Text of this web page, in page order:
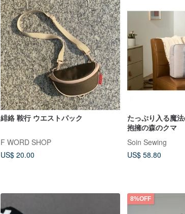
緋絡 鞍行 ウエストパック
F WORD SHOP
US$ 20.00
たっぷり入る魔
抱擁の森のクマ
Soin Sewing
US$ 58.80
8%OFF